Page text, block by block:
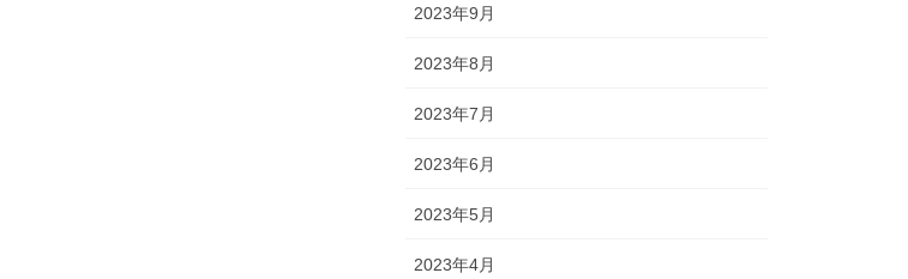
2023年9月
2023年8月
2023年7月
2023年6月
2023年5月
2023年4月